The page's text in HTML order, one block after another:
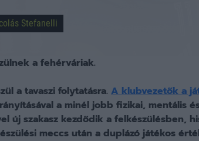
Stefanelli
a fehérváriak.
a tavaszi folytatásra. A klubvezetők a
a minél jobb fizikai, mentális
új szakasz kezdődik a felkészülésben,
meccs után a duplázó játékos